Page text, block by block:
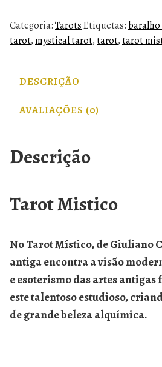
Categoria:TarotsEtiquetas:
tarot,mystical tarot,tarot,tarot
DESCRIÇÃO
AVALIAÇÕES (0)
Descrição
Tarot Mistico
NoTarot Místico, de Giuliano
antiga encontra a visão
e esoterismo das artes
este talentoso estudioso,
de grande beleza alquímica.